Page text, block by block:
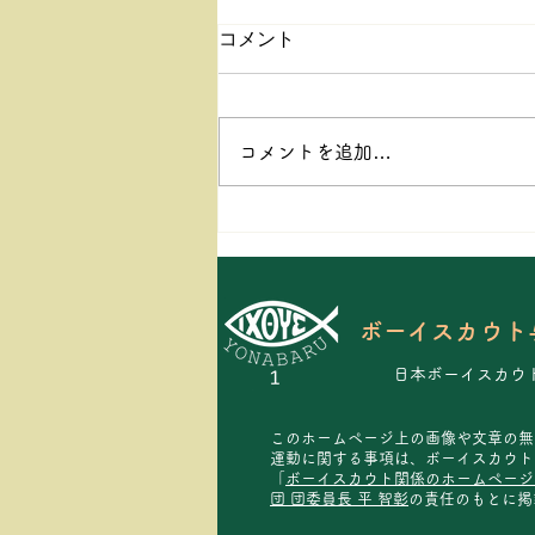
した！
コメント
コメントを追加…
ボーイスカウ
日本ボーイスカウ
このホームページ上の画像や文章の
運動に関する事項は、ボーイスカウ
ボーイスカウト関係のホームペー
団 団委員長 平 智彰の責任のもとに